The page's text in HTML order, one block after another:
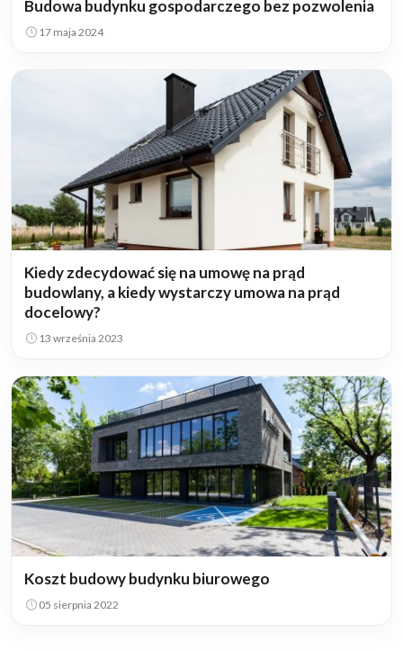
Budowa budynku gospodarczego bez pozwolenia
17 maja 2024
Kiedy zdecydować się na umowę na prąd
budowlany, a kiedy wystarczy umowa na prąd
docelowy?
13 września 2023
Koszt budowy budynku biurowego
05 sierpnia 2022